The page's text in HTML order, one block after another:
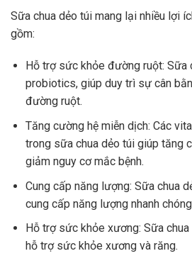
Sữa chua dẻo túi mang lại nhiều lợi
gồm:
Hỗ trợ sức khỏe đường ruột: Sữa
probiotics, giúp duy trì sự cân
đường ruột.
Tăng cường hệ miễn dịch: Các
trong sữa chua dẻo túi giúp tăng
giảm nguy cơ mắc bệnh.
Cung cấp năng lượng: Sữa chua
cung cấp năng lượng nhanh
Hỗ trợ sức khỏe xương: Sữa
hỗ trợ sức khỏe xương và răng.